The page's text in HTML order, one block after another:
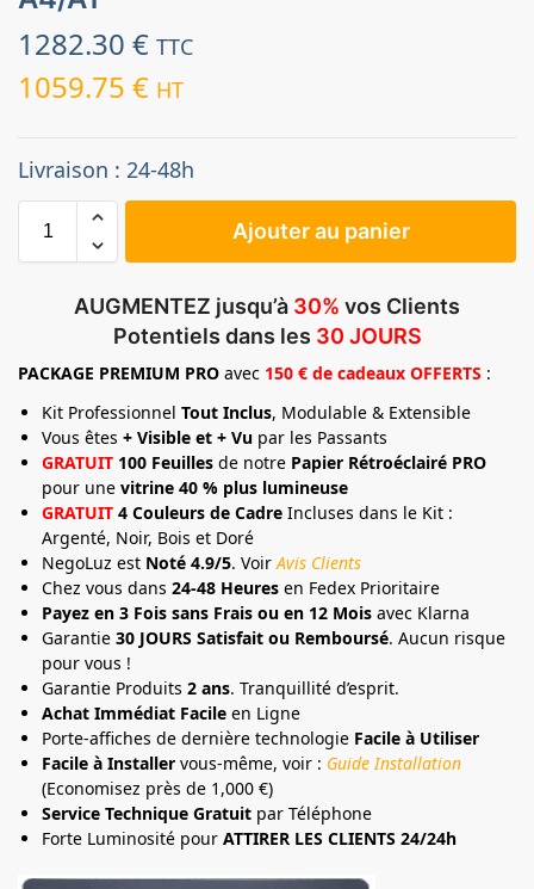
1282.30 € TTC
1059.75 € HT
Livraison : 24-48h
Ajouter au panier
AUGMENTEZ jusqu’à 30% vos Clients
Potentiels dans les 30 JOURS
PACKAGE PREMIUM PRO avec 150 € de cadeaux OFFERTS :
Kit Professionnel Tout Inclus, Modulable & Extensible
Vous êtes + Visible et + Vu par les Passants
GRATUIT 100 Feuilles de notre Papier Rétroéclairé PRO
pour une vitrine 40 % plus lumineuse
GRATUIT 4 Couleurs de Cadre Incluses dans le Kit :
Argenté, Noir, Bois et Doré
NegoLuz est Noté 4.9/5. VoirAvis Clients
Chez vous dans 24-48 Heures en Fedex Prioritaire
Payez en 3 Fois sans Frais ou en 12 Mois avec Klarna
Garantie 30 JOURS Satisfait ou Remboursé. Aucun risque
pour vous !
Garantie Produits 2 ans. Tranquillité d’esprit.
Achat Immédiat Facile en Ligne
Porte-affiches de dernière technologie Facile à Utiliser
Facile à Installer vous-même, voir : Guide Installation
(Economisez près de 1,000 €)
Service Technique Gratuit par Téléphone
Forte Luminosité pour ATTIRER LES CLIENTS 24/24h